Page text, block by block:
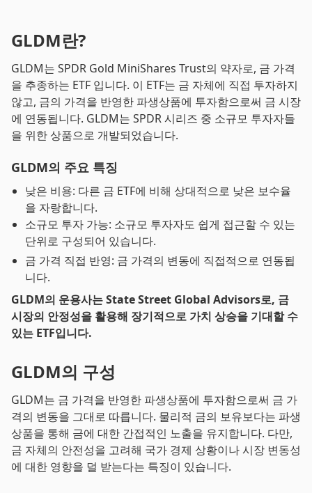
GLDM란?
GLDM는 SPDR Gold MiniShares Trust의 약자로, 금 가격
을 추종하는 ETF 입니다. 이 ETF는 금 자체에 직접 투자하지
않고, 금의 가격을 반영한 파생상품에 투자함으로써 금 시장
에 연동됩니다. GLDM는 SPDR 시리즈 중 소규모 투자자들
을 위한 상품으로 개발되었습니다.
GLDM의 주요 특징
낮은 비용: 다른 금 ETF에 비해 상대적으로 낮은 보수율
을 자랑합니다.
소규모 투자 가능: 소규모 투자자도 쉽게 접근할 수 있는
단위로 구성되어 있습니다.
금 가격 직접 반영: 금 가격의 변동에 직접적으로 연동됩
니다.
GLDM의 운용사는 State Street Global Advisors로, 금
시장의 안정성을 활용해 장기적으로 가치 상승을 기대할 수
있는 ETF입니다.
GLDM의 구성
GLDM는 금 가격을 반영한 파생상품에 투자함으로써 금 가
격의 변동을 그대로 따릅니다. 물리적 금의 보유보다는 파생
상품을 통해 금에 대한 간접적인 노출을 유지합니다. 다만,
금 자체의 안전성을 고려해 국가 경제 상황이나 시장 변동성
에 대한 영향을 덜 받는다는 특징이 있습니다.